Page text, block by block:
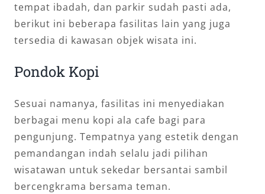
tempat ibadah, dan parkir sudah pasti ada,
berikut ini beberapa fasilitas lain yang juga
tersedia di kawasan objek wisata ini.
Pondok Kopi
Sesuai namanya, fasilitas ini menyediakan
berbagai menu kopi ala cafe bagi para
pengunjung. Tempatnya yang estetik dengan
pemandangan indah selalu jadi pilihan
wisatawan untuk sekedar bersantai sambil
bercengkrama bersama teman.